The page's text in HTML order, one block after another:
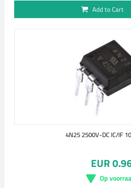
Add to Cart
4N25 2500V-DC IC/IF
EUR
Op